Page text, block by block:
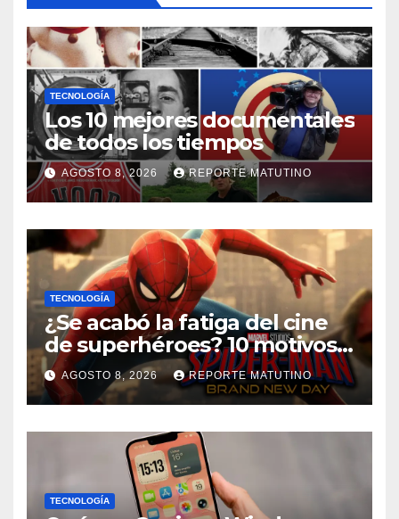
TECNOLOGÍA
Los 10 mejores documentales
de todos los tiempos
AGOSTO 8, 2026 REPORTE MATUTINO
TECNOLOGÍA
¿Se acabó la fatiga del cine
de superhéroes? 10 motivos
por los que ‘Spider-Man:
Brand New Day» desmiente
esa teoría
AGOSTO 8, 2026 REPORTE MATUTINO
TECNOLOGÍA